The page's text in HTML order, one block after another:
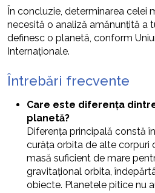
În concluzie, determinarea celei
necesită o analiză amănunțită a
definesc o planetă, conform
Internaționale.
Întrebări frecvente
Care este diferența
planetă?
Diferența principală constă
curăța orbita de alte corpuri
masă suficient de mare
gravitațional orbita,
obiecte. Planetele pitice nu